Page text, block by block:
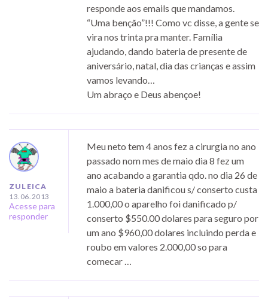
responde aos emails que mandamos.
“Uma benção”!!! Como vc disse, a gente se
vira nos trinta pra manter. Família
ajudando, dando bateria de presente de
aniversário, natal, dia das crianças e assim
vamos levando…
Um abraço e Deus abençoe!
ZULEICA
13.06.2013
Acesse para
responder
Meu neto tem 4 anos fez a cirurgia no ano
passado nom mes de maio dia 8 fez um
ano acabando a garantia qdo. no dia 26 de
maio a bateria danificou s/ conserto custa
1.000,00 o aparelho foi danificado p/
conserto $550.00 dolares para seguro por
um ano $960,00 dolares incluindo perda e
roubo em valores 2.000,00 so para
comecar …